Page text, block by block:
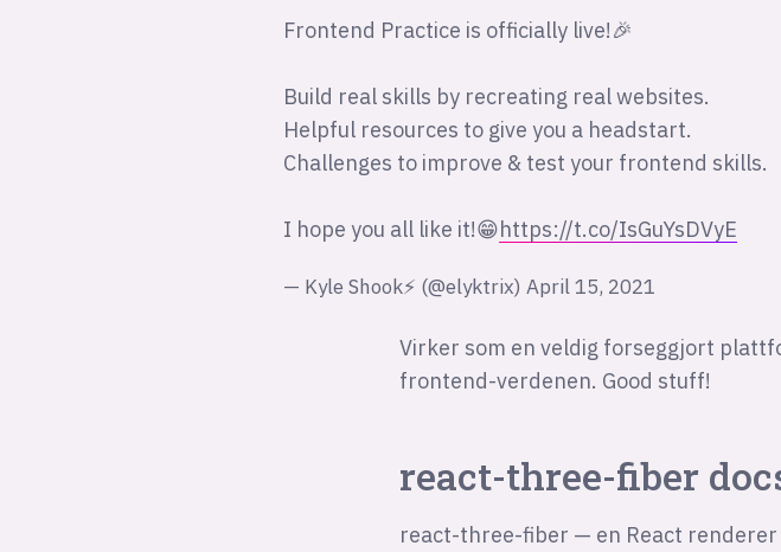
Frontend Practice is officially live!🎉
Build real skills by recreating real websites.
Helpful resources to give you a headstart.
Challenges to improve & test your frontend skills.
I hope you all like it!😁https://t.co/IsGuYsDVyE
— Kyle Shook⚡️ (@elyktrix) April 15, 2021
Virker som en veldig forseggjort
frontend-verdenen. Good stuff!
react-three-fiber
react-three-fiber — en React